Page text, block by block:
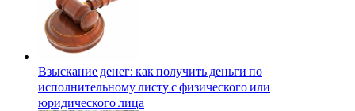
Взыскание денег: как получить деньги по
исполнительному листу с физического или
юридического лица